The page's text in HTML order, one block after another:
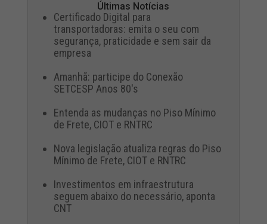
Últimas Notícias
Certificado Digital para
transportadoras: emita o seu com
segurança, praticidade e sem sair da
empresa
Amanhã: participe do Conexão
SETCESP Anos 80's
Entenda as mudanças no Piso Mínimo
de Frete, CIOT e RNTRC
Nova legislação atualiza regras do Piso
Mínimo de Frete, CIOT e RNTRC
Investimentos em infraestrutura
seguem abaixo do necessário, aponta
CNT